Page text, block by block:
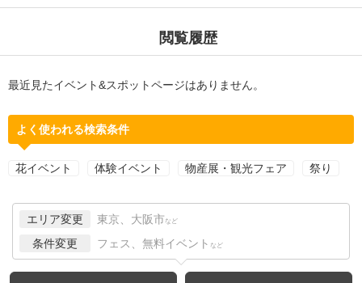
閲覧履歴
最近見たイベント&スポットページはありません。
よく使われる検索条件
花イベント 体験イベント 物産展・観光フェア 祭り
エリア変更 東京、大阪市 など
条件変更 フェス、無料イベント など